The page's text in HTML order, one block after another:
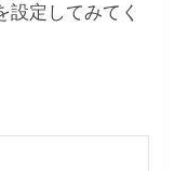
設定してみてく